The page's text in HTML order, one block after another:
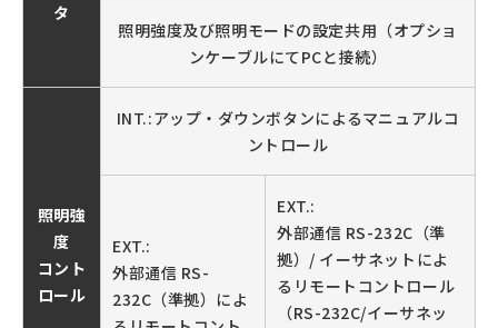
タ
照明強度及び照明モードの設定共用（オプショ
ンケーブルにてPCと接続）
照明強
度
コント
ロール
INT.:アップ・ダウンボタンによるマニュアルコ
ントロール
EXT.:
外部通信 RS-
232C（準拠）によ
EXT.:
外部通信 RS-232C（準
拠）/ イーサネットによ
るリモートコントロール
（RS-232C/イーサネッ